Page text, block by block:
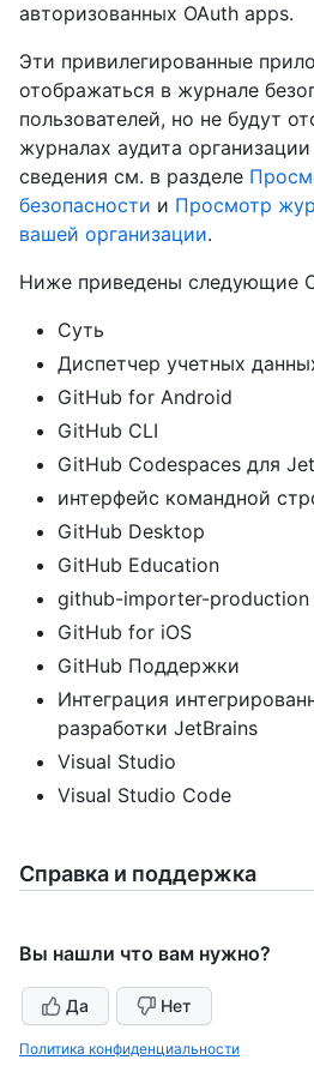
авторизованных OAuth apps.
Эти привилегированные
отображаться в журнале
пользователей, но не будут
журналах аудита
сведения см. в разделе
безопасности и Просмотр
вашей организации.
Ниже приведены следующие
Суть
Диспетчер учетных
GitHub for Android
GitHub CLI
GitHub Codespaces для
интерфейс командной
GitHub Desktop
GitHub Education
github-importer-production
GitHub for iOS
GitHub Поддержки
Интеграция
разработки JetBrains
Visual Studio
Visual Studio Code
Справка и поддержка
Вы нашли что вам нужно?
Да Нет
Политика конфиденциальности